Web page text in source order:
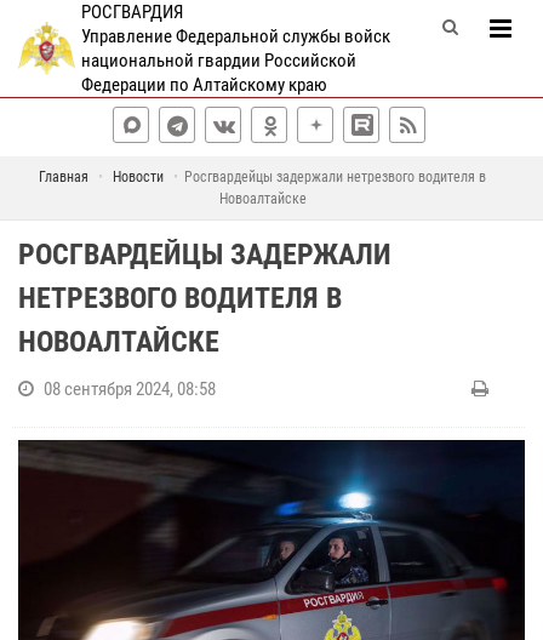
РОСГВАРДИЯ
Управление Федеральной службы войск
национальной гвардии Российской
Федерации по Алтайскому краю
Главная Новости
Росгвардейцы задержали нетрезвого водителя в
Новоалтайске
РОСГВАРДЕЙЦЫ ЗАДЕРЖАЛИ
НЕТРЕЗВОГО ВОДИТЕЛЯ В
НОВОАЛТАЙСКЕ
08 сентября 2024, 08:58